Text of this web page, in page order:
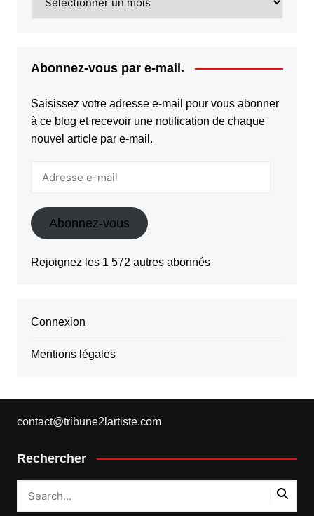
Abonnez-vous par e-mail.
Saisissez votre adresse e-mail pour vous abonner
à ce blog et recevoir une notification de chaque
nouvel article par e-mail.
Abonnez-vous
Rejoignez les 1 572 autres abonnés
Connexion
Mentions légales
contact@tribune2lartiste.com
Rechercher